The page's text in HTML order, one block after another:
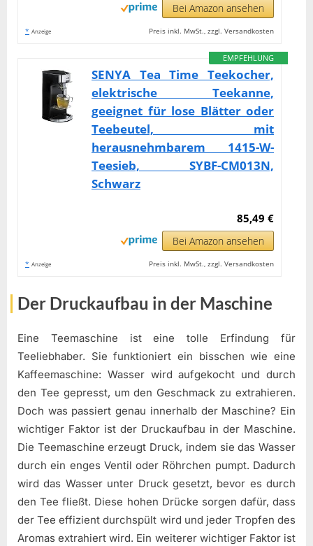
Bei Amazon ansehen
* Anzeige Preis inkl. MwSt., zzgl. Versandkosten
EMPFEHLUNG
SENYA Tea Time Teekocher,
elektrische Teekanne,
geeignet für lose Blätter oder
Teebeutel, mit
herausnehmbarem 1415-W-
Teesieb, SYBF-CM013N,
Schwarz
85,49 €
Bei Amazon ansehen
* Anzeige Preis inkl. MwSt., zzgl. Versandkosten
Der Druckaufbau in der Maschine
Eine Teemaschine ist eine tolle Erfindung für
Teeliebhaber. Sie funktioniert ein bisschen wie eine
Kaffeemaschine: Wasser wird aufgekocht und durch
den Tee gepresst, um den Geschmack zu extrahieren.
Doch was passiert genau innerhalb der Maschine? Ein
wichtiger Faktor ist der Druckaufbau in der Maschine.
Die Teemaschine erzeugt Druck, indem sie das Wasser
durch ein enges Ventil oder Röhrchen pumpt. Dadurch
wird das Wasser unter Druck gesetzt, bevor es durch
den Tee fließt. Diese hohen Drücke sorgen dafür, dass
der Tee effizient durchspült wird und jeder Tropfen des
Aromas extrahiert wird. Ein weiterer wichtiger Faktor ist